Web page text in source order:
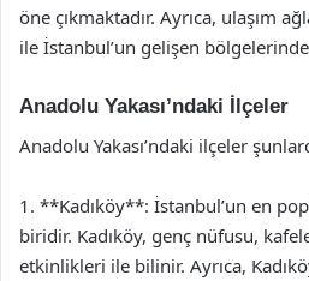
öne çıkmaktadır. Ayrıca, ulaşım
ile İstanbul’un gelişen
Anadolu Yakası’ndaki İlçeler
Anadolu Yakası’ndaki ilçeler
1. **Kadıköy**: İstanbul’un en
biridir. Kadıköy, genç nüfusu,
etkinlikleri ile bilinir. Ayrıca,